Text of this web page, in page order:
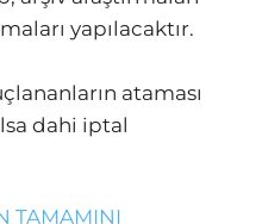
yapılacaktır.
ataması
dahi iptal
TAMAMINI